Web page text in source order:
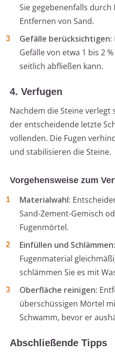
Sie gegebenenfalls
Entfernen von Sand.
Gefälle berücksichtigen:
Gefälle von etwa 1 bis 2
seitlich abfließen kann.
4. Verfugen
Nachdem die Steine verlegt
der entscheidende letzte
vollenden. Die Fugen
und stabilisieren die Steine.
Vorgehensweise zum
Materialwahl:
Sand-Zement-Gemisch
Fugenmörtel.
Einfüllen und Schlämmen:
Fugenmaterial
schlämmen Sie es mit
Oberfläche reinigen:
überschüssigen Mörtel
Schwamm, bevor er
Abschließende Tipps